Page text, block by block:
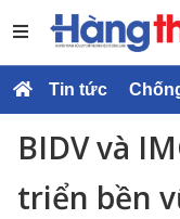
Tin tức
BIDV và
triển bền